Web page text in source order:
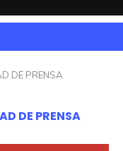
DE PRENSA
DE PRENSA